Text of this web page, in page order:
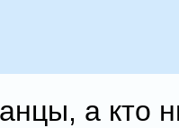
а кто